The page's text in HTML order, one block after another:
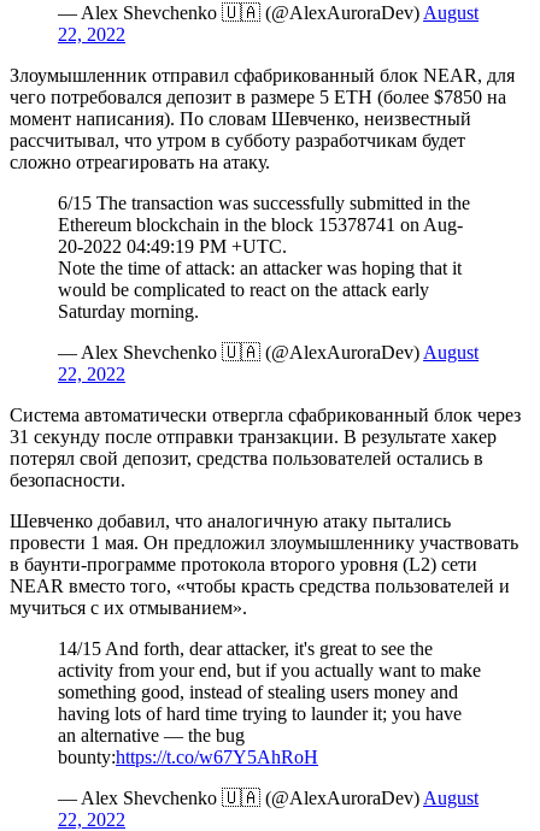
— Alex Shevchenko 🇺🇦 (@AlexAuroraDev) August
22, 2022
Злоумышленник отправил сфабрикованный блок NEAR, для
чего потребовался депозит в размере 5 ETH (более $7850 на
момент написания). По словам Шевченко, неизвестный
рассчитывал, что утром в субботу разработчикам будет
сложно отреагировать на атаку.
6/15 The transaction was successfully submitted in the
Ethereum blockchain in the block 15378741 on Aug-
20-2022 04:49:19 PM +UTC.
Note the time of attack: an attacker was hoping that it
would be complicated to react on the attack early
Saturday morning.
— Alex Shevchenko 🇺🇦 (@AlexAuroraDev) August
22, 2022
Система автоматически отвергла сфабрикованный блок через
31 секунду после отправки транзакции. В результате хакер
потерял свой депозит, средства пользователей остались в
безопасности.
Шевченко добавил, что аналогичную атаку пытались
провести 1 мая. Он предложил злоумышленнику участвовать
в баунти-программе протокола второго уровня (L2) сети
NEAR вместо того, «чтобы красть средства пользователей и
мучиться с их отмыванием».
14/15 And forth, dear attacker, it's great to see the
activity from your end, but if you actually want to make
something good, instead of stealing users money and
having lots of hard time trying to launder it; you have
an alternative — the bug
bounty:https://t.co/w67Y5AhRoH
— Alex Shevchenko 🇺🇦 (@AlexAuroraDev) August
22, 2022